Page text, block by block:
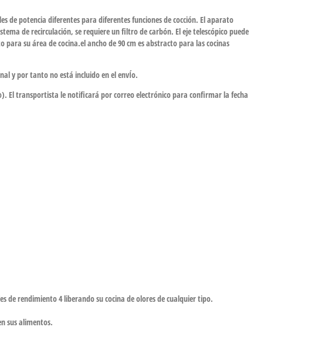
de potencia diferentes para diferentes funciones de cocción. El aparato
de recirculación, se requiere un filtro de carbón. El eje telescópico puede
su área de cocina.el ancho de 90 cm es abstracto para las cocinas
y por tanto no está incluido en el envÍo.
El transportista le notificará por correo electrónico para confirmar la fecha
de rendimiento 4 liberando su cocina de olores de cualquier tipo.
sus alimentos.